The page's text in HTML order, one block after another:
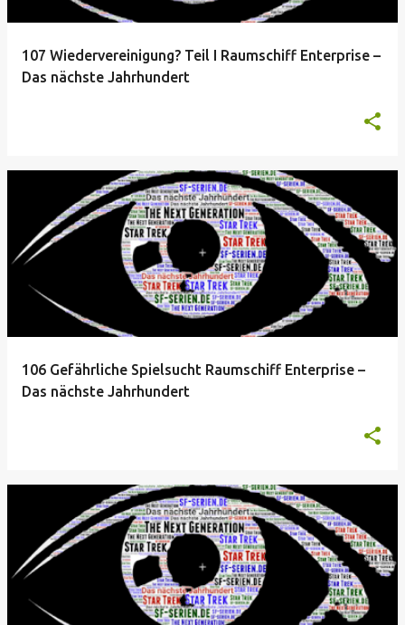
107 Wiedervereinigung? Teil I Raumschiff Enterprise –
Das nächste Jahrhundert
106 Gefährliche Spielsucht Raumschiff Enterprise –
Das nächste Jahrhundert